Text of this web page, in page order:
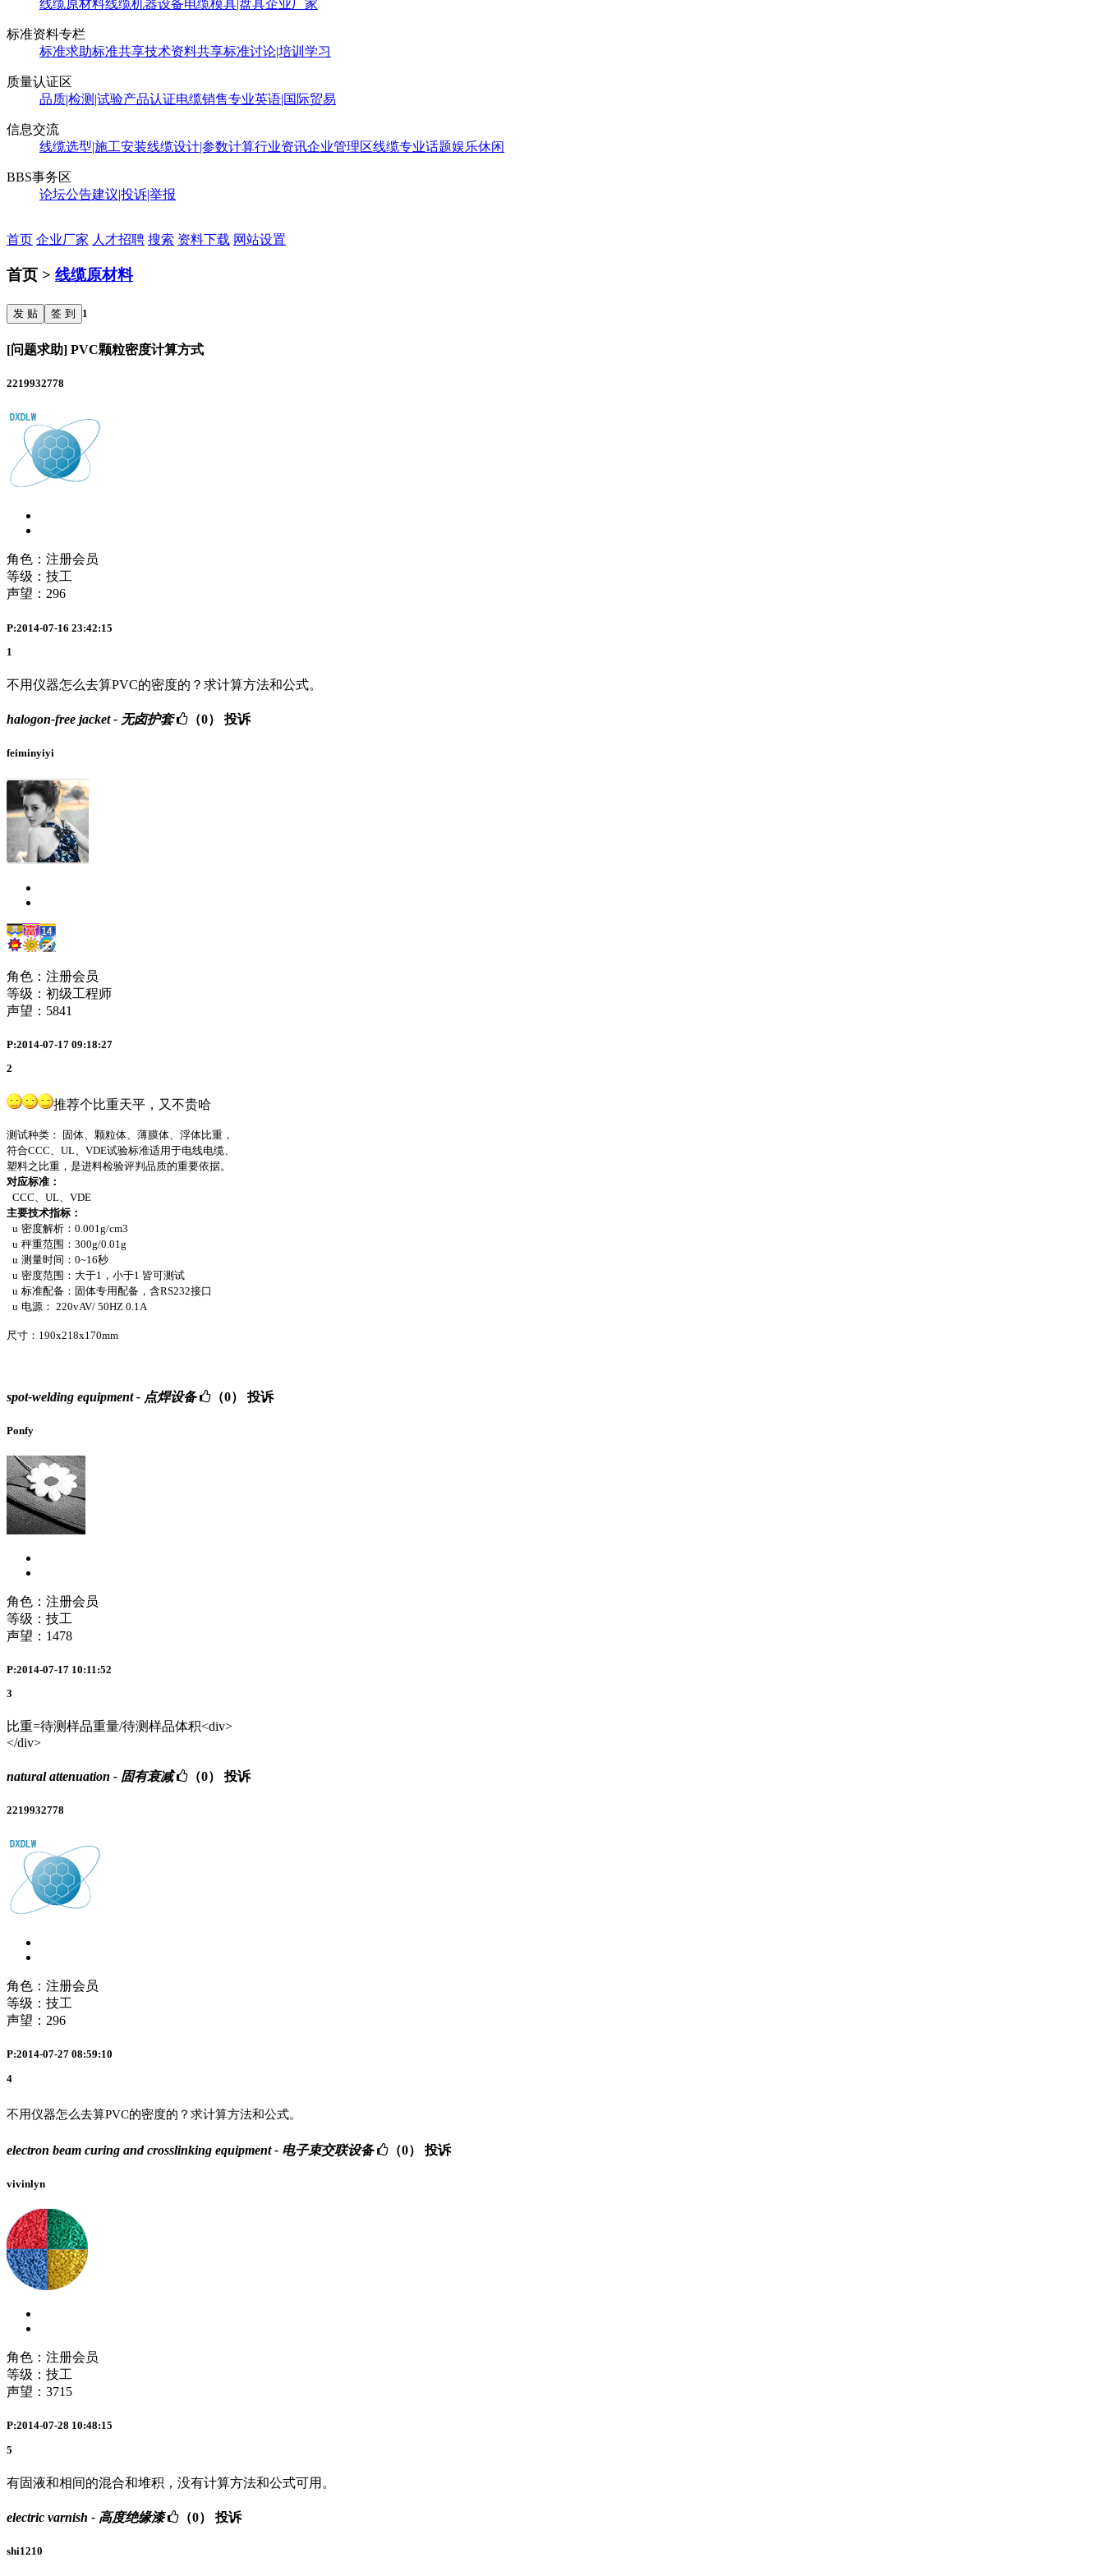
线缆原材料线缆机器设备电缆模具|盘具企业厂家
标准资料专栏
标准求助标准共享技术资料共享标准讨论|培训学习
质量认证区
品质|检测|试验产品认证电缆销售专业英语|国际贸易
信息交流
线缆选型|施工安装线缆设计|参数计算行业资讯企业管理区线缆专业话题娱乐休闲
BBS事务区
论坛公告建议|投诉|举报
首页 企业厂家 人才招聘 搜索 资料下载 网站设置
首页 > 线缆原材料
发 贴 签 到 1
[问题求助] PVC颗粒密度计算方式
2219932778
角色：注册会员
等级：技工
声望： 296
P:2014-07-16 23:42:15
1
不用仪器怎么去算PVC的密度的？求计算方法和公式。
halogon-free jacket - 无卤护套 （0） 投诉
feiminyiyi
角色：注册会员
等级：初级工程师
声望： 5841
P:2014-07-17 09:18:27
2
推荐个比重天平，又不贵哈
测试种类： 固体、颗粒体、薄膜体、浮体比重，
符合CCC、 UL、 VDE试验标准适用于电线电缆、
塑料之比重，是进料检验评判品质的重要依据。
对应标准：
CCC、 UL、 VDE
主要技术指标：
u 密度解析： 0.001g/cm3
u 秤重范围： 300g/0.01g
u 测量时间： 0~16秒
u 密度范围：大于1 ，小于1 皆可测试
u 标准配备：固体专用配备，含RS232接口
u 电源： 220vAV/ 50HZ 0.1A
尺寸： 190x218x170mm
spot-welding equipment - 点焊设备 （0） 投诉
Ponfy
角色：注册会员
等级：技工
声望： 1478
P:2014-07-17 10:11:52
3
比重=待测样品重量/待测样品体积<div>
</div>
natural attenuation - 固有衰减 （0） 投诉
2219932778
角色：注册会员
等级：技工
声望： 296
P:2014-07-27 08:59:10
4
不用仪器怎么去算PVC的密度的？求计算方法和公式。
electron beam curing and crosslinking equipment - 电子束交联设备 （0） 投诉
vivinlyn
角色：注册会员
等级：技工
声望： 3715
P:2014-07-28 10:48:15
5
有固液和相间的混合和堆积，没有计算方法和公式可用。
electric varnish - 高度绝缘漆 （0） 投诉
shi1210